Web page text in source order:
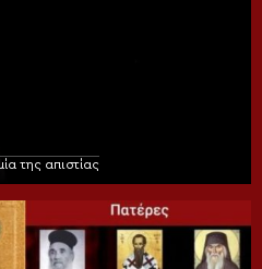
της απιστίας